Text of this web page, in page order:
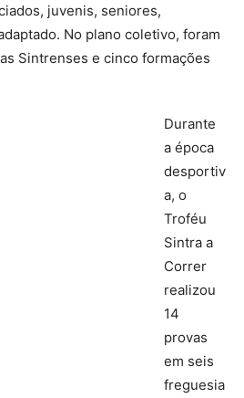
juvenis, seniores,
No plano coletivo, foram
Sintrenses e cinco formações
Durante
a época
desportiv
a, o
Troféu
Sintra a
Correr
realizou
14
provas
em seis
freguesia